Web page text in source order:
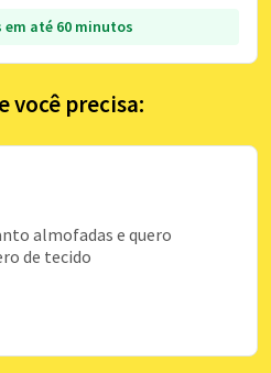
em até 60 minutos
você precisa:
almofadas e quero
de tecido